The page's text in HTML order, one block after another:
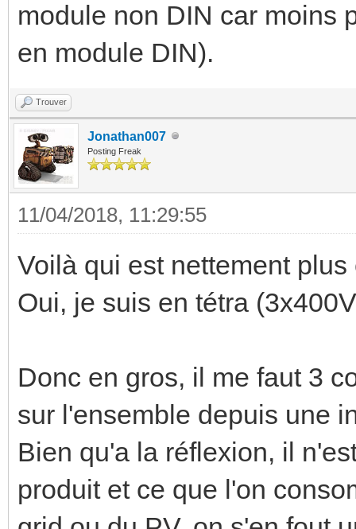
module non DIN car moins
en module DIN).
Trouver
Jonathan007
Posting Freak
11/04/2018, 11:29:55
Voilà qui est nettement plus
Oui, je suis en tétra
Donc en gros, il me faut 3
sur l'ensemble depuis une
Bien qu'a la réflexion, il
produit et ce que l'on